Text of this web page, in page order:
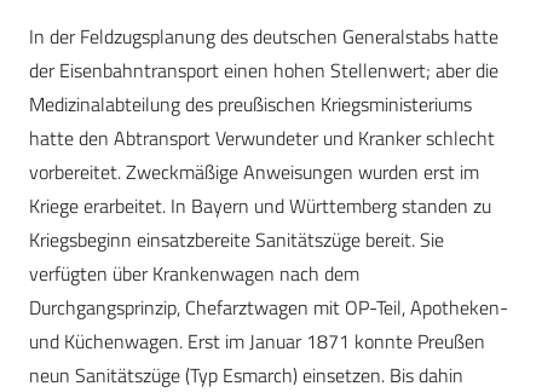
In der Feldzugsplanung des deutschen Generalstabs hatte
der Eisenbahntransport einen hohen Stellenwert; aber die
Medizinalabteilung des preußischen Kriegsministeriums
hatte den Abtransport Verwundeter und Kranker schlecht
vorbereitet. Zweckmäßige Anweisungen wurden erst im
Kriege erarbeitet. In Bayern und Württemberg standen zu
Kriegsbeginn einsatzbereite Sanitätszüge bereit. Sie
verfügten über Krankenwagen nach dem
Durchgangsprinzip, Chefarztwagen mit OP-Teil, Apotheken-
und Küchenwagen. Erst im Januar 1871 konnte Preußen
neun Sanitätszüge (Typ Esmarch) einsetzen. Bis dahin